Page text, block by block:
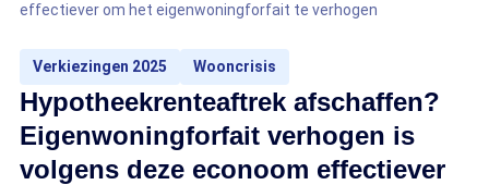
effectiever om het eigenwoningforfait te verhogen
Verkiezingen 2025 Wooncrisis
Hypotheekrenteaftrek afschaffen?
Eigenwoningforfait verhogen is
volgens deze econoom effectiever